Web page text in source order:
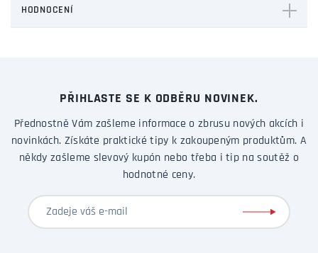
HODNOCENÍ
PŘIHLASTE SE K ODBĚRU NOVINEK.
Přednostně Vám zašleme informace o zbrusu nových akcích i
novinkách. Získáte praktické tipy k zakoupeným produktům. A
někdy zašleme slevový kupón nebo třeba i tip na soutěž o
hodnotné ceny.